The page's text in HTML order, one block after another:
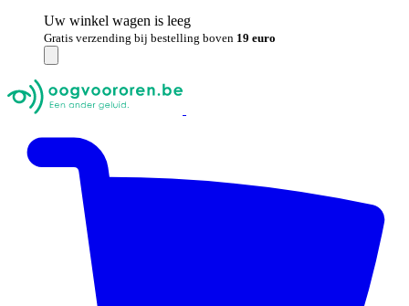
Uw winkel wagen is leeg
Gratis verzending bij bestelling boven 19 euro